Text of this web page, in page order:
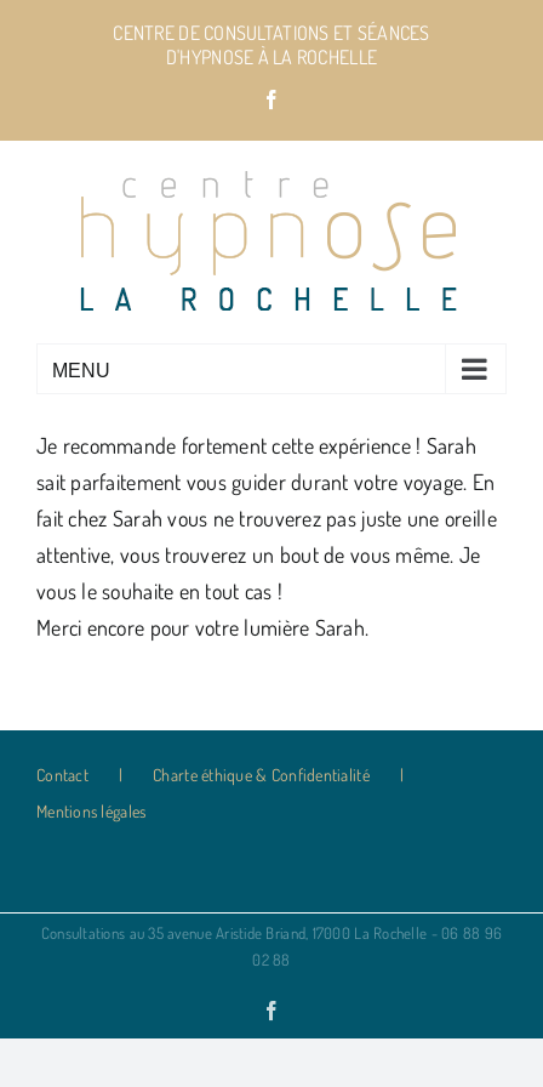
CENTRE DE CONSULTATIONS ET SÉANCES
D'HYPNOSE À LA ROCHELLE
Je recommande fortement cette expérience ! Sarah
sait parfaitement vous guider durant votre voyage. En
fait chez Sarah vous ne trouverez pas juste une oreille
attentive, vous trouverez un bout de vous même. Je
vous le souhaite en tout cas !
Merci encore pour votre lumière Sarah.
Contact
Charte éthique & Confidentialité
Mentions légales
Consultations au 35 avenue Aristide Briand, 17000 La Rochelle - 06 88 96
02 88